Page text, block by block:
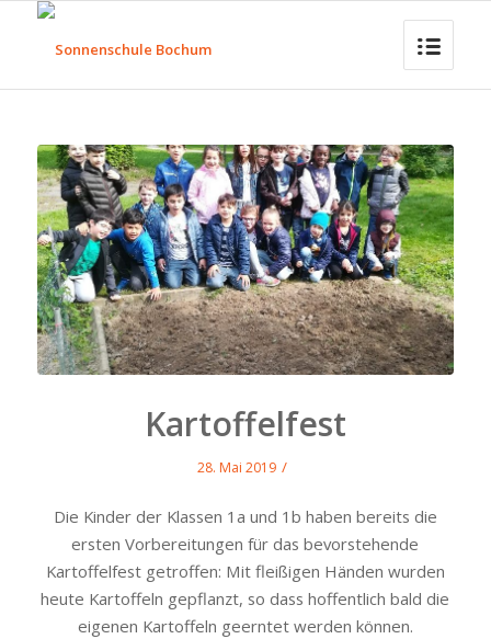
Kartoffelfest
28. Mai 2019 /
Die Kinder der Klassen 1a und 1b haben bereits die
ersten Vorbereitungen für das bevorstehende
Kartoffelfest getroffen: Mit fleißigen Händen wurden
heute Kartoffeln gepflanzt, so dass hoffentlich bald die
eigenen Kartoffeln geerntet werden können.